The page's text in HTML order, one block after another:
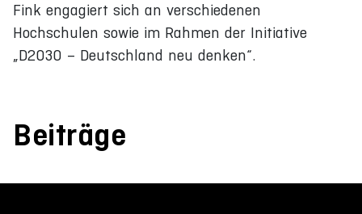
Fink engagiert sich an verschiedenen
Hochschulen sowie im Rahmen der Initiative
„D2030 – Deutschland neu denken“.
Beiträge